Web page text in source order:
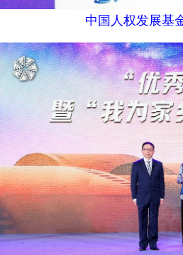
中国人权发展基